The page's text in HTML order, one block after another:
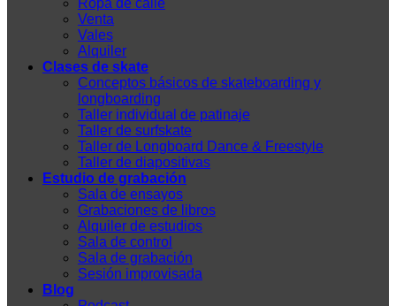
Ropa de calle
Venta
Vales
Alquiler
Clases de skate
Conceptos básicos de skateboarding y
longboarding
Taller individual de patinaje
Taller de surfskate
Taller de Longboard Dance & Freestyle
Taller de diapositivas
Estudio de grabación
Sala de ensayos
Grabaciones de libros
Alquiler de estudios
Sala de control
Sala de grabación
Sesión improvisada
Blog